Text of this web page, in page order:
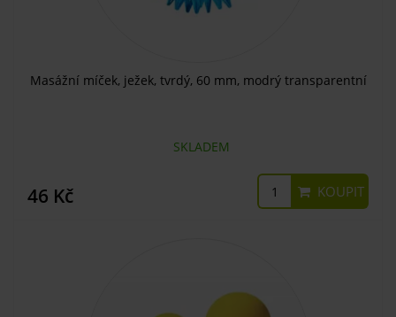
Masážní míček, ježek, tvrdý, 60 mm, modrý transparentní
SKLADEM
46 Kč KOUPIT